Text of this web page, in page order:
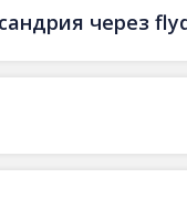
через